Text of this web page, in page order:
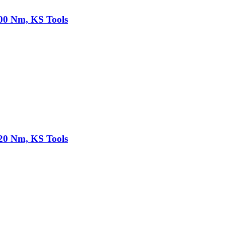
Nm, KS Tools
Nm, KS Tools